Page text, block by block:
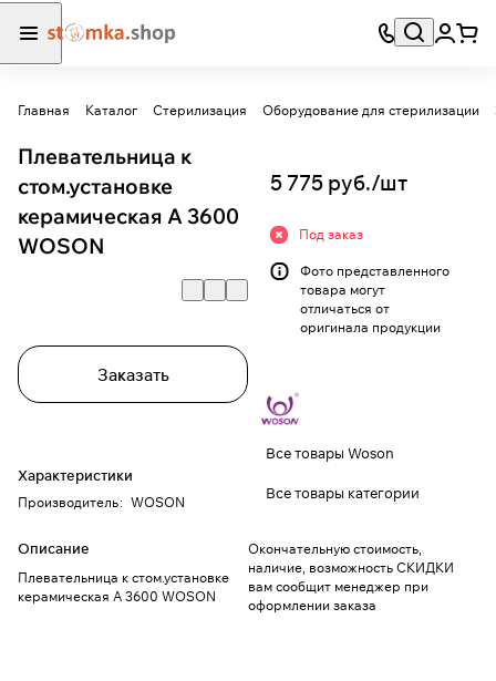
Главная Каталог Стерилизация Оборудование для стерилизации
Плевательница к
стом.установке
керамическая A 3600
WOSON
Заказать
Характеристики
Производитель: WOSON
Описание
Плевательница к стом.установке
керамическая A 3600 WOSON
5 775 руб./шт
Под заказ
Фото представленного
товара могут
отличаться от
оригинала продукции
Все товары Woson
Все товары категории
Окончательную стоимость,
наличие, возможность СКИДКИ
вам сообщит менеджер при
оформлении заказа